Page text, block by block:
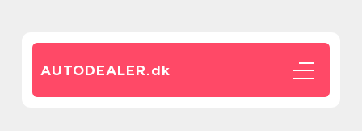
AUTODEALER.dk